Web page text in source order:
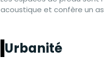
acoustique et confère un
Urbanité